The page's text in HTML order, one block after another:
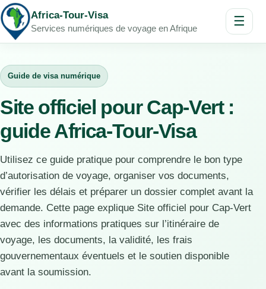
Africa-Tour-Visa
Services numériques de voyage en Afrique
☰
Guide de visa numérique
Site officiel pour Cap-Vert :
guide Africa-Tour-Visa
Utilisez ce guide pratique pour comprendre le bon type
d’autorisation de voyage, organiser vos documents,
vérifier les délais et préparer un dossier complet avant la
demande. Cette page explique Site officiel pour Cap-Vert
avec des informations pratiques sur l’itinéraire de
voyage, les documents, la validité, les frais
gouvernementaux éventuels et le soutien disponible
avant la soumission.